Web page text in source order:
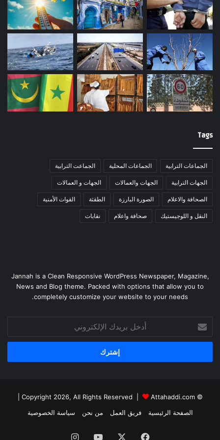
Tags
الجماعات الترابية الجماعات المحلية الجماعت الترابية
الجهات الترابية الجهات والعمالات الجهات و العمالات
الصحافة والاعلام الصورة البارزة الطقثة القوات الأمنية
النقل و اللوجيستيك صحافة واعلام نقابات
Jannah is a Clean Responsive WordPress Newspaper, Magazine,
News and Blog theme. Packed with options that allow you to
completely customize your website to your needs.
بريدك
الإلكتروني
© Copyright 2026, All Rights Reserved |
Attahaddi.com
الصفحة الرئيسية
فريق العمل من نحن سياسة الخصوصية
فيسبوك يوتيوبانستقرام